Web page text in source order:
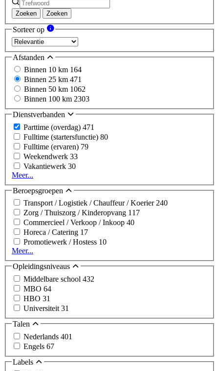
Zoeken Zoeken
Sorteer op
Afstanden
Binnen 10 km 164
Binnen 25 km 471
Binnen 50 km 1062
Binnen 100 km 2303
Dienstverbanden
Parttime (overdag) 471
Fulltime (startersfunctie) 80
Fulltime (ervaren) 79
Weekendwerk 33
Vakantiewerk 30
Meer...
Beroepsgroepen
Transport / Logistiek / Chauffeur / Koerier240
Zorg / Thuiszorg / Kinderopvang 117
Commercieel / Verkoop / Inkoop 40
Horeca / Catering 17
Promotiewerk / Hostess 10
Meer...
Opleidingsniveaus
Middelbare school 432
MBO 64
HBO 31
Universiteit 31
Talen
Nederlands 401
Engels 67
Labels